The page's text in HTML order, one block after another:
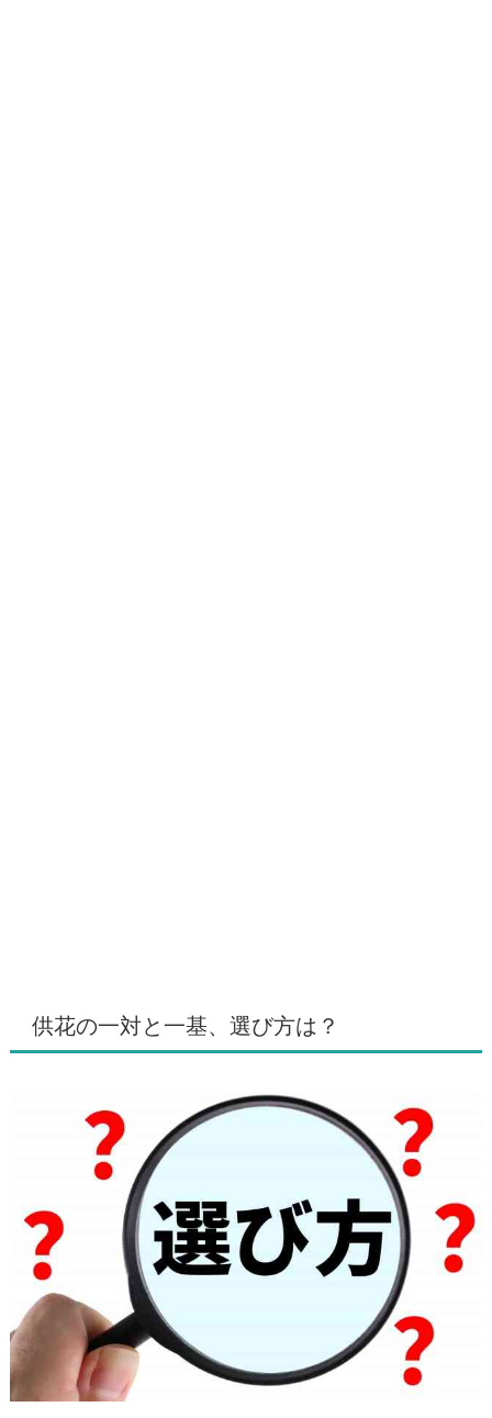
供花の一対と一基、選び方は？